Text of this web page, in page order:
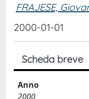
FRAJESE,
2000-01-01
Scheda breve
Anno
2000